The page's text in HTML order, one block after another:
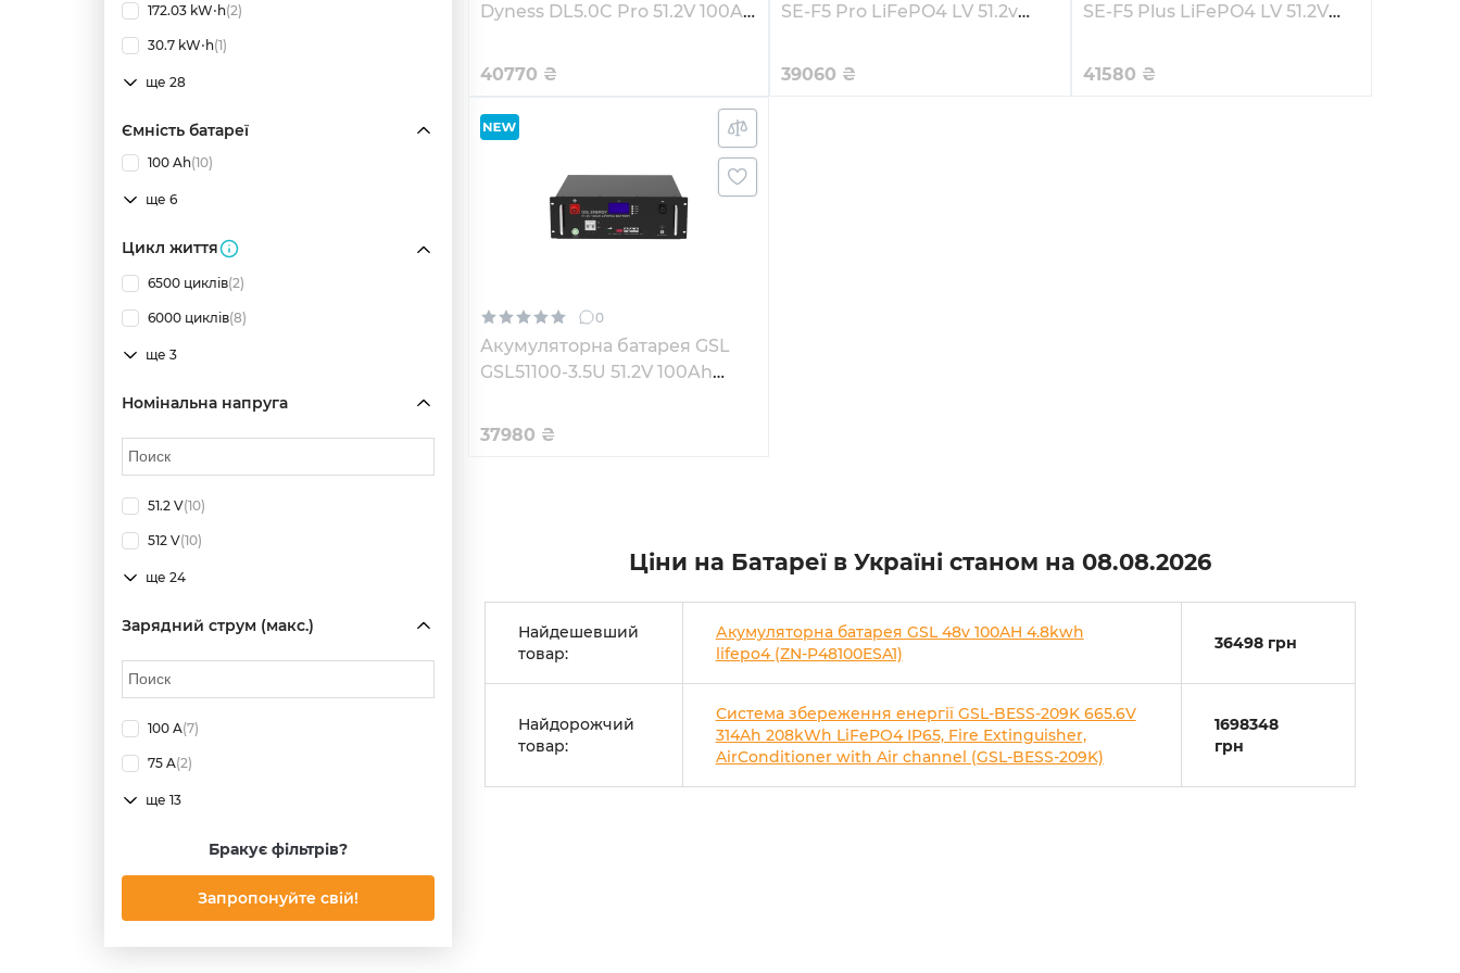
172.03 kW⋅h(2)
30.7 kW⋅h(1)
ще 28
Ємність батареї
100 Ah(10)
ще 6
Цикл життя
6500 циклів(2)
6000 циклів(8)
ще 3
Номінальна напруга
51.2 V(10)
512 V(10)
ще 24
Зарядний струм (макс.)
100 A(7)
75 A(2)
ще 13
Бракує фільтрів?
Запропонуйте свій!
Dyness DL5.0C Pro 51.2V 100Ah
40770 ₴
SE-F5 Pro LiFePO4 LV 51.2v
39060 ₴
SE-F5 Plus LiFePO4 LV 51.2V
41580 ₴
0
Акумуляторна батарея GSL
GSL51100-3.5U 51.2V 100Ah
37980 ₴
Ціни на Батареї в Україні станом на 08.08.2026
Найдешевший
товар:
Акумуляторна батарея GSL 48v 100AH 4.8kwh
lifepo4 (ZN-P48100ESA1)
36498 грн
Найдорожчий
товар:
Система збереження енергії GSL-BESS-209K 665.6V
314Ah 208kWh LiFePO4 IP65, Fire Extinguisher,
AirConditioner with Air channel (GSL-BESS-209K)
1698348
грн